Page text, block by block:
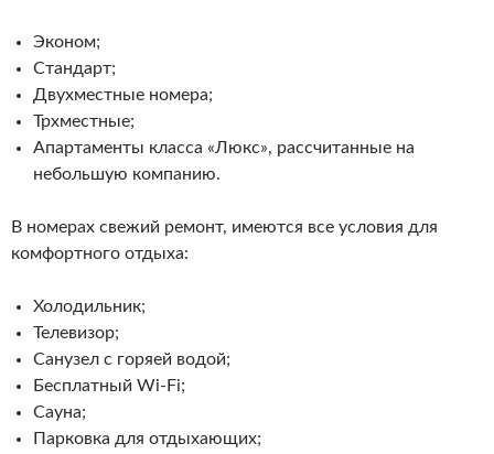
Эконом;
Стандарт;
Двухместные номера;
Трхместные;
Апартаменты класса «Люкс», рассчитанные на
небольшую компанию.
В номерах свежий ремонт, имеются все условия для
комфортного отдыха:
Холодильник;
Телевизор;
Санузел с горяей водой;
Бесплатный Wi-Fi;
Сауна;
Парковка для отдыхающих;